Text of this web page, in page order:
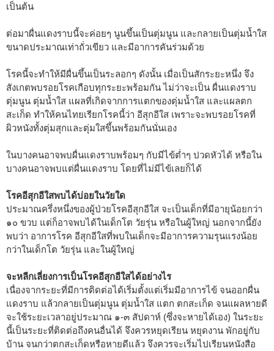
เป็นต้น
ต่อมาผื่นแดงราบนี้จะค่อยๆ นูนขึ้นเป็นตุ่มนูน และกลายเป็นตุ่มน้ำใส
ขนาดประมาณเท่าถั่วเขียว และมีอาการคันร่วมด้วย
โรคนี้จะทำให้มีผื่นขึ้นเป็นระลอกๆ ดังนั้น เมื่อเป็นสักระยะหนึ่ง จึง
สังเกตพบรอยโรคเกือบทุกระยะพร้อมกัน ไม่ว่าจะเป็น ผื่นแดงราบ
ตุ่มนูน ตุ่มน้ำใส แผลที่เกิดจากการแตกของตุ่มน้ำใส และแผลตก
สะเก็ด ทำให้คนไทยเรียกโรคนี้ว่า อีสุกอีใส เพราะจะพบรอยโรคที่
ผิวหนังทั้งตุ่มสุกและตุ่มใสขึ้นพร้อมกันนั่นเอง
ในบางคนอาจพบผื่นแดงราบพร้อมๆ กับมีไข้ต่ำๆ ปวดหัวได้ หรือใน
บางคนอาจพบแต่ผื่นแดงราบ โดยที่ไม่มีไข้เลยก็ได้
โรคอีสุกอีใสพบได้บ่อยในวัยใด
ประมาณครึ่งหนึ่งของผู้ป่วยโรคอีสุกอีใส จะเป็นเด็กที่มีอายุน้อยกว่า
๑๐ ขวบ แต่ก็อาจพบได้ในเด็กโต วัยรุ่น หรือในผู้ใหญ่ นอกจากนี้ยัง
พบว่า อาการโรค อีสุกอีใสที่พบในเด็กจะมีอาการความรุนแรงน้อย
กว่าในเด็กโต วัยรุ่น และในผู้ใหญ่
จะหลีกเลี่ยงการเป็นโรคอีสุกอีใสได้อย่างไร
เนื่องจากระยะที่มีการติดต่อได้เริ่มตั้งแต่เริ่มมีอาการไข้ จนออกผื่น
แดงราบ แล้วกลายเป็นตุ่มนูน ตุ่มน้ำใส แตก ตกสะเก็ด จนแผลหายดี
จะใช้ระยะเวลาอยู่ประมาณ ๑-๓ สัปดาห์ (ซึ่งจะหายได้เอง) ในระยะ
นี้เป็นระยะที่ติดต่อถึงคนอื่นได้ จึงควรหยุดเรียน หยุดงาน พักอยู่กับ
บ้าน จนกว่าตกสะเก็ดหรือหายดีแล้ว จึงควรจะเริ่มไปเรียนหนังสือ